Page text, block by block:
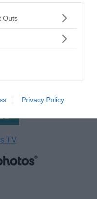
one or more Google
You may click to
in below Google
Outs
Privacy Policy
TV